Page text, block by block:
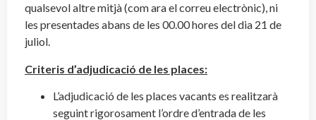
qualsevol altre mitjà (com ara el correu electrònic), ni
les presentades abans de les 00.00 hores del dia 21 de
juliol.
Criteris d’adjudicació de les places:
L’adjudicació de les places vacants es realitzarà
seguint rigorosament l’ordre d’entrada de les